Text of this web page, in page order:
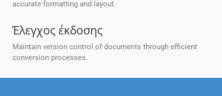
accurate formatting and layout.
Έλεγχος έκδοσης
Maintain version control of documents through efficient
conversion processes.